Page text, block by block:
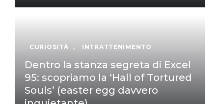
CURIOSITÀ , INTRATTENIMENTO
Dentro la stanza segreta di Excel
95: scopriamo la ‘Hall of Tortured
Souls’ (easter egg davvero